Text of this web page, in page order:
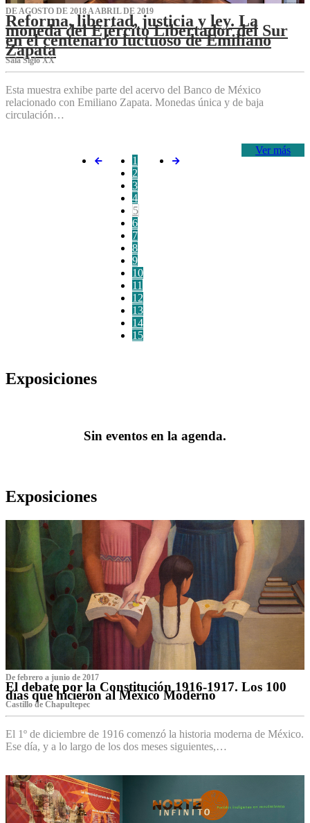
DE AGOSTO DE 2018 A ABRIL DE 2019
Reforma, libertad, justicia y ley. La
moneda del Ejército Libertador del Sur
en el centenario luctuoso de Emiliano
Zapata
Sala Siglo XX
Esta muestra exhibe parte del acervo del Banco de México
relacionado con Emiliano Zapata. Monedas única y de baja
circulación…
Ver más
1
2
3
4
5
6
7
8
9
10
11
12
13
14
15
Exposiciones
Sin eventos en la agenda.
Exposiciones
De febrero a junio de 2017
El debate por la Constitución 1916-1917. Los 100
días que hicieron al México Moderno
Castillo de Chapultepec
El 1º de diciembre de 1916 comenzó la historia moderna de México.
Ese día, y a lo largo de los dos meses siguientes,…